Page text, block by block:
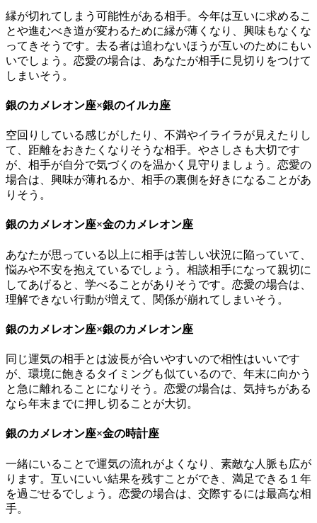
縁が切れてしまう可能性がある相手。今年は互いに求めるこ
とや進むべき道が変わるために縁が薄くなり、興味もなくな
ってきそうです。去る者は追わないほうが互いのためにもい
いでしょう。恋愛の場合は、あなたが相手に見切りをつけて
しまいそう。
銀のカメレオン座×銀のイルカ座
空回りしている感じがしたり、不満やイライラが見えたりし
て、距離をおきたくなりそうな相手。やさしさも大切です
が、相手が自分で気づくのを温かく見守りましょう。恋愛の
場合は、興味が薄れるか、相手の裏側を好きになることがあ
りそう。
銀のカメレオン座×金のカメレオン座
あなたが思っている以上に相手は苦しい状況に陥っていて、
悩みや不安を抱えているでしょう。相談相手になって親切に
してあげると、学べることがありそうです。恋愛の場合は、
理解できない行動が増えて、関係が崩れてしまいそう。
銀のカメレオン座×銀のカメレオン座
同じ運気の相手とは波長が合いやすいので相性はいいです
が、環境に飽きるタイミングも似ているので、年末に向かう
と急に離れることになりそう。恋愛の場合は、気持ちがある
なら年末までに押し切ることが大切。
銀のカメレオン座×金の時計座
一緒にいることで運気の流れがよくなり、素敵な人脈も広が
ります。互いにいい結果を残すことができ、満足できる１年
を過ごせるでしょう。恋愛の場合は、交際するには最高な相
手。